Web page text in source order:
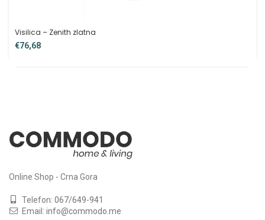
Visilica – Zenith zlatna
€
Online Shop - Crna Gora
Telefon: 067/649-941
Email: info@commodo.me